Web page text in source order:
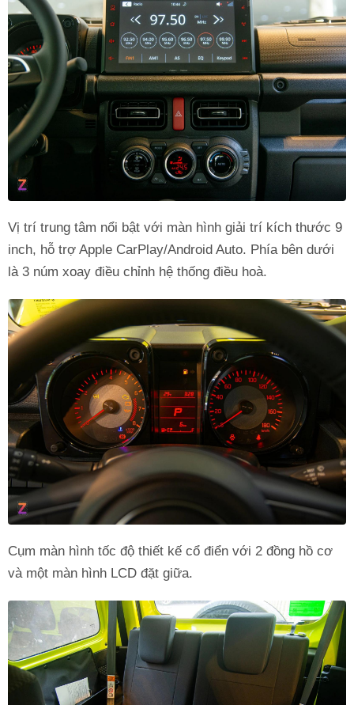
Vị trí trung tâm nổi bật với màn hình giải trí kích thước 9
inch, hỗ trợ Apple CarPlay/Android Auto. Phía bên dưới
là 3 núm xoay điều chỉnh hệ thống điều hoà.
Cụm màn hình tốc độ thiết kế cổ điển với 2 đồng hồ cơ
và một màn hình LCD đặt giữa.